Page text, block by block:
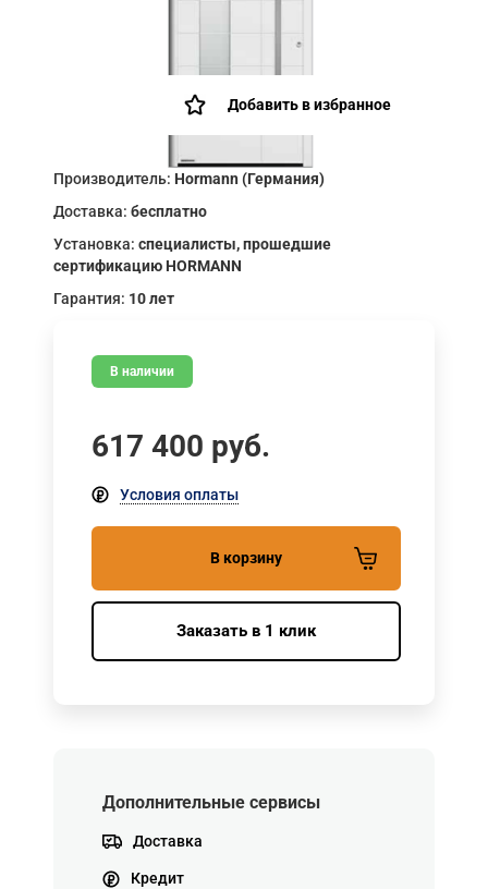
Добавить в избранное
Производитель: Hormann (Германия)
Доставка: бесплатно
Установка: специалисты, прошедшие
сертификацию HORMANN
Гарантия: 10 лет
В наличии
617 400 руб.
Условия оплаты
В корзину
Заказать в 1 клик
Дополнительные сервисы
Доставка
Кредит